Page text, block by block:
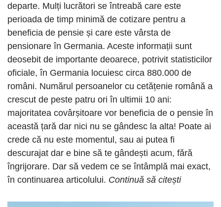
departe. Mulți lucrători se întreabă care este
perioada de timp minimă de cotizare pentru a
beneficia de pensie și care este vârsta de
pensionare în Germania. Aceste informații sunt
deosebit de importante deoarece, potrivit statisticilor
oficiale, în Germania locuiesc circa 880.000 de
români. Numărul persoanelor cu cetățenie română a
crescut de peste patru ori în ultimii 10 ani:
majoritatea covârșitoare vor beneficia de o pensie în
această țară dar nici nu se gândesc la alta! Poate ai
crede că nu este momentul, sau ai putea fi
descurajat dar e bine să te gândești acum, fără
îngrijorare. Dar să vedem ce se întâmplă mai exact,
în continuarea articolului. Continuă să citești